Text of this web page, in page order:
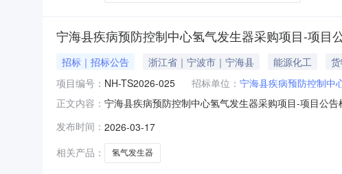
宁海县疾病预防控制中心氢气发生器采购项目-项目
招标｜招标公告 浙江省｜宁波市｜宁海县 能源化工
项目编号： NH-TS2026-025 招标单位： 宁海县疾病预防控制中
正文内容： 宁海县疾病预防控制中心氢气发生器采购项目-项目公
（1）合格供应商的资格要求：1.具有独立承担民事责
社会保障资金的良好
发布时间： 2026-03-17
相关产品：
氢气发生器